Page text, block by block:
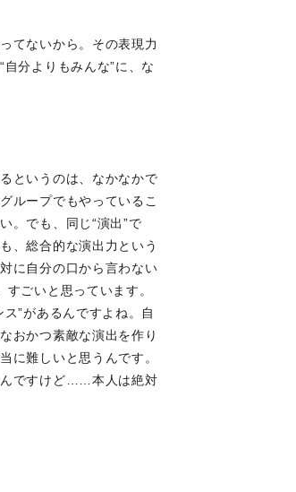
てないから。その表現力
分よりもみんな”に、な
というのは、なかなかで
ループでもやっているこ
。でも、同じ“演出”で
、総合的な演出力という
に自分の口から言わない
ごいと思っています。
”があるんですよね。自
おかつ素敵な演出を作り
に難しいと思うんです。
んですけど……本人は絶対